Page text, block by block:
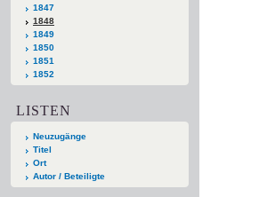
1847
1848
1849
1850
1851
1852
LISTEN
Neuzugänge
Titel
Ort
Autor / Beteiligte